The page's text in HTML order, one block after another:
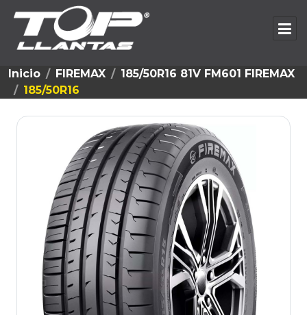
Inicio FIREMAX
185/50R16 81V FM601 FIREMAX
185/50R16